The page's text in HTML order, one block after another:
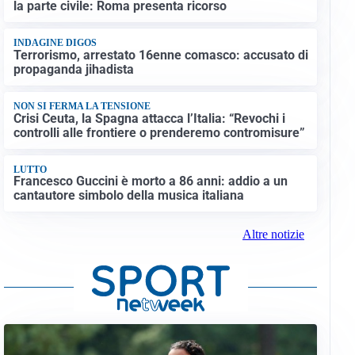
la parte civile: Roma presenta ricorso
INDAGINE DIGOS
Terrorismo, arrestato 16enne comasco: accusato di
propaganda jihadista
NON SI FERMA LA TENSIONE
Crisi Ceuta, la Spagna attacca l’Italia: “Revochi i
controlli alle frontiere o prenderemo contromisure”
LUTTO
Francesco Guccini è morto a 86 anni: addio a un
cantautore simbolo della musica italiana
Altre notizie